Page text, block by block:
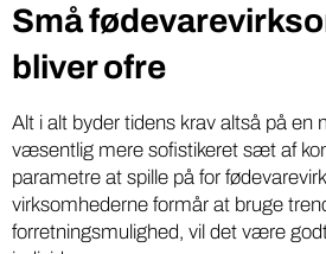
Små
bliver ofre
Alt i alt byder tidens krav altså på en
væsentlig mere sofistikeret sæt af
parametre at spille på for
virksomhederne formår at bruge
forretningsmulighed, vil det være